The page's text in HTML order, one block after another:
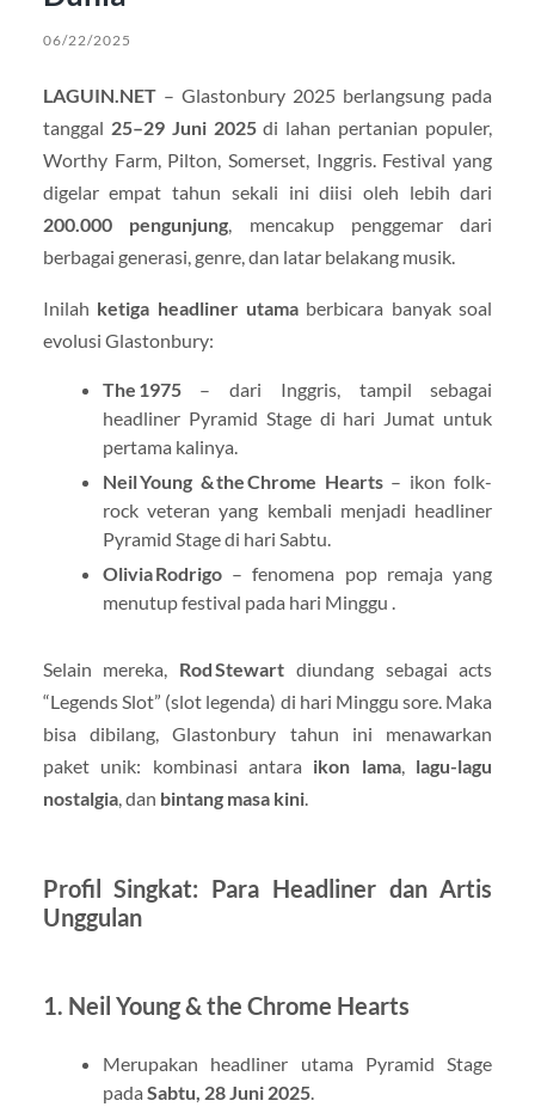
06/22/2025
LAGUIN.NET– Glastonbury 2025 berlangsung pada
tanggal 25–29 Juni 2025di lahan pertanian populer,
Worthy Farm, Pilton, Somerset, Inggris. Festival yang
digelar empat tahun sekali ini diisi oleh lebih dari
200.000 pengunjung, mencakup penggemar dari
berbagai generasi, genre, dan latar belakang musik.
Inilah ketiga headliner utama berbicara banyak soal
evolusi Glastonbury:
The 1975– dari Inggris, tampil sebagai
headliner Pyramid Stage di hari Jumat untuk
pertama kalinya.
Neil Young & the Chrome Hearts– ikon folk-
rock veteran yang kembali menjadi headliner
Pyramid Stage di hari Sabtu.
Olivia Rodrigo– fenomena pop remaja yang
menutup festival pada hari Minggu .
Selain mereka, Rod Stewart diundang sebagai acts
“Legends Slot” (slot legenda) di hari Minggu sore. Maka
bisa dibilang, Glastonbury tahun ini menawarkan
paket unik: kombinasi antara ikon lama, lagu-lagu
nostalgia, dan bintang masa kini.
Profil Singkat: Para Headliner dan Artis
Unggulan
1. Neil Young & the Chrome Hearts
Merupakan headliner utama Pyramid Stage
pada Sabtu, 28 Juni 2025.